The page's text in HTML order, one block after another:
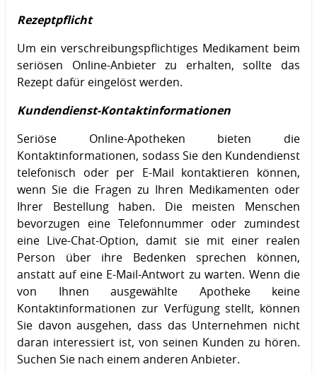
Rezeptpflicht
Um ein verschreibungspflichtiges Medikament beim
seriösen Online-Anbieter zu erhalten, sollte das
Rezept dafür eingelöst werden.
Kundendienst-Kontaktinformationen
Seriöse Online-Apotheken bieten die
Kontaktinformationen, sodass Sie den Kundendienst
telefonisch oder per E-Mail kontaktieren können,
wenn Sie die Fragen zu Ihren Medikamenten oder
Ihrer Bestellung haben. Die meisten Menschen
bevorzugen eine Telefonnummer oder zumindest
eine Live-Chat-Option, damit sie mit einer realen
Person über ihre Bedenken sprechen können,
anstatt auf eine E-Mail-Antwort zu warten. Wenn die
von Ihnen ausgewählte Apotheke keine
Kontaktinformationen zur Verfügung stellt, können
Sie davon ausgehen, dass das Unternehmen nicht
daran interessiert ist, von seinen Kunden zu hören.
Suchen Sie nach einem anderen Anbieter.